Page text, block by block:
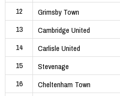
12
Grimsby Town
13
Cambridge United
14
Carlisle United
15
Stevenage
16
Cheltenham Town